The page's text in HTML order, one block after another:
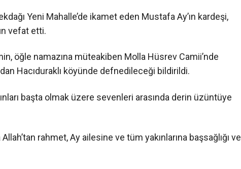
Yeni Mahalle’de ikamet eden Mustafa Ay’ın kardeşi,
vefat etti.
öğle namazına müteakiben Molla Hüsrev Camii’nde
Hacıduraklı köyünde defnedileceği bildirildi.
başta olmak üzere sevenleri arasında derin üzüntüye
rahmet, Ay ailesine ve tüm yakınlarına başsağlığı ve